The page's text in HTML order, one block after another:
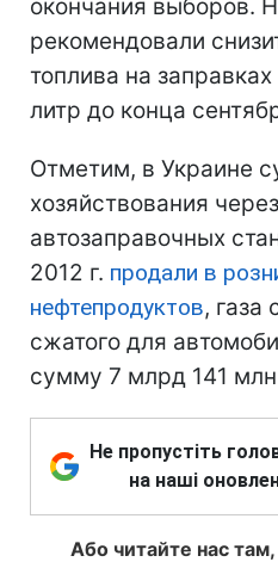
окончания выборов.
рекомендовали
топлива на
литр до конца
Отметим, в Украине
хозяйствования
автозаправочных
2012 г. продали в
нефтепродуктов, газа
сжатого для
сумму 7 млрд 141 млн
Не пропустіть
на наші
Або читайте нас